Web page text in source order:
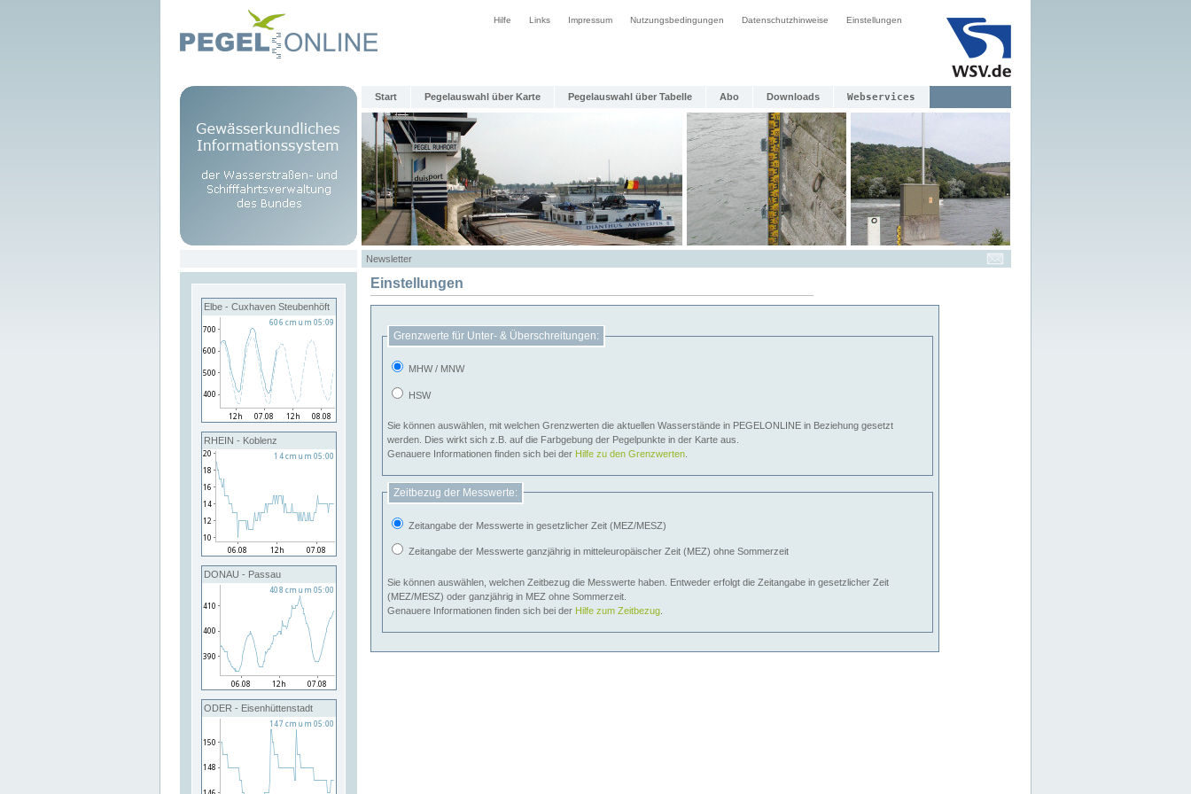
Hilfe Links Impressum Nutzungsbedingungen Datenschutzhinweise Einstellungen
Start Pegelauswahl über Karte Pegelauswahl über Tabelle Abo Downloads Webservices
Newsletter
Elbe - Cuxhaven Steubenhöft
RHEIN - Koblenz
DONAU - Passau
ODER - Eisenhüttenstadt
Einstellungen
Grenzwerte für Unter- & Überschreitungen:
MHW / MNW
HSW
Sie können auswählen, mit welchen Grenzwerten die aktuellen Wasserstände in PEGELONLINE in Beziehung gesetzt
werden. Dies wirkt sich z.B. auf die Farbgebung der Pegelpunkte in der Karte aus.
Genauere Informationen finden sich bei der Hilfe zu den Grenzwerten
Zeitbezug der Messwerte:
Zeitangabe der Messwerte in gesetzlicher Zeit (MEZ/MESZ)
Zeitangabe der Messwerte ganzjährig in mitteleuropäischer Zeit (MEZ) ohne Sommerzeit
Sie können auswählen, welchen Zeitbezug die Messwerte haben. Entweder erfolgt die Zeitangabe in gesetzlicher Zeit
(MEZ/MESZ) oder ganzjährig in MEZ ohne Sommerzeit.
Genauere Informationen finden sich bei der Hilfe zum Zeitbezug